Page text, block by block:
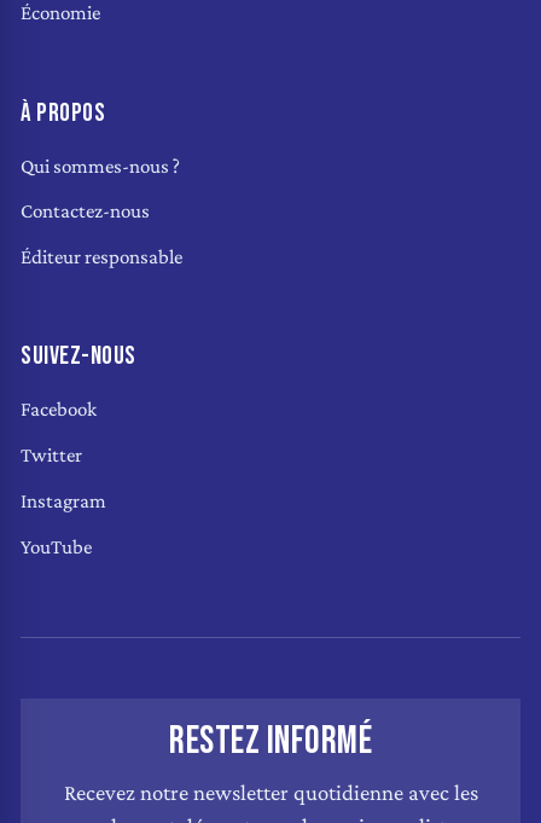
Économie
À PROPOS
Qui sommes-nous ?
Contactez-nous
Éditeur responsable
SUIVEZ-NOUS
Facebook
Twitter
Instagram
YouTube
RESTEZ INFORMÉ
Recevez notre newsletter quotidienne avec les